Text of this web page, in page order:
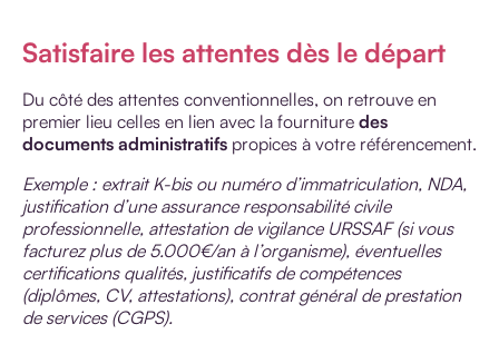
Satisfaire les attentes dès le départ
Du côté des attentes conventionnelles, on retrouve en
premier lieu celles en lien avec la fourniture des
documents administratifs propices à votre référencement.
Exemple : extrait K-bis ou numéro d’immatriculation, NDA,
justification d’une assurance responsabilité civile
professionnelle, attestation de vigilance URSSAF (si vous
facturez plus de 5.000€/an à l’organisme), éventuelles
certifications qualités, justificatifs de compétences
(diplômes, CV, attestations), contrat général de prestation
de services (CGPS).